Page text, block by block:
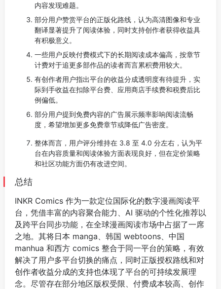
内容发现难题。
部分用户赞赏平台的正版化路线，认为高清图像和专业
翻译显著提升了阅读体验，同时支持创作者获得收益具
有积极意义。
一些用户反映付费模式下的长期阅读成本偏高，按章节
计费对于追更多部作品的读者而言累积费用较大。
有创作者用户指出平台的收益分成透明度有待提升，实
际到手收益在扣除平台费、应用商店手续费和税费后比
例偏低。
部分用户提到免费内容的广告展示频率影响阅读流畅
度，希望增加更多免费章节或降低广告密度。
整体而言，用户评分维持在 3.8 至 4.0 分左右，认为平
台在内容质量和阅读体验方面表现良好，但在定价策略
和社区功能方面仍有改进空间。
总结
INKR Comics 作为一款定位国际化的数字漫画阅读平
台，凭借丰富的内容聚合能力、AI 驱动的个性化推荐以
及跨平台同步功能，在全球漫画阅读市场中占据了一席
之地。其将日本 manga、韩国 webtoons、中国
manhua 和西方 comics 整合于同一平台的策略，有效
解决了用户多平台切换的痛点，同时正版授权路线和对
创作者收益分成的支持也体现了平台的可持续发展理
念。尽管存在部分地区版权受限、付费成本较高、创作